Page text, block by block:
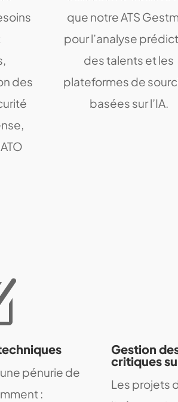
des
que notre ATS
pour l’analyse
des talents et les
plateformes de
basées sur l’IA.
pénurie de
:
Gestion
critiques
Les projets